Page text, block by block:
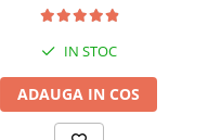
IN STOC
ADAUGA IN COS